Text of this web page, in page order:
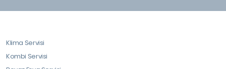
Klima Servisi
Kombi Servisi